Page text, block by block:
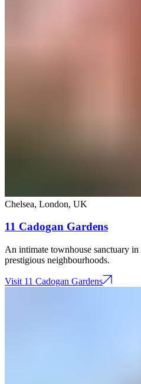
Chelsea, London​​​​‌ ‍ ​‍​‍‌‍ ‌ ​‍‌‍‍‌‌‍‌ ‌‍‍‌‌‍ ‍​‍​‍​ ‍‍​‍​‍‌ ​ ‌‍​‌‌‍ ‍‌‍‍‌‌ ‌​‌ ‍‌​‍ ‍‌‍‍‌‌‍ ​‍​‍​‍ ​​‍​‍‌‍‍​‌ ​‍‌‍‌‌‌‍‌‍​‍​‍​ ‍‍​‍​‍‌‍‍​‌ ‌​‌ ‌​‌ ​​‌ ​ ​ ‍‍​‍ ​‍ ‌‍ ​​‍ ‌‌‍​‌‌‍ ‍‌‍‌​​‍ ‌‌ ​‍​‍ ‌‌‍‍​‌‍ ‌ ‌​‌‍‌‌‌‍ ​‌ ​ ​‍ ‌‌ ​ ‌ ‌​‌ ‌‌‌‍‌​‌‍‍‌‌‍ ​‍ ‍‌ ‌‍‌‍‌‌‌ ​‍‌‍​ ‌‍‌‌‌‍ ​​‍ ‍‌‍​‌‌ ​​‌ ​​​‍ ‌‍‍‌‌‍ ‍‌ ‌​‌‍‌‌‌‍ ‍‌ ‌​​‍ ‌‍‌‌‌‍‌​‌‍‍‌‌ ‌​​‍ ‌‍ ‌‌‍ ‌‍‌​‌‍‌‌​ ‌‌ ​​‌ ​‍‌‍‌‌‌ ​ ‌‍‌‌‌‍ ‍‌ ‌​‌‍​‌‌ ‌​‌‍‍‌‌‍ ‌‍ ‍​ ‍ ‌‍‍‌‌‍‌​​ ‌‌‍‌‍​ ​‌​ ‌‍‌‍​‍​ ‍‌‌‍‌​​ ​​​ ‌ ​‍ ‌​ ‍​​ ‌‌​ ‍​​ ​‌​‍ ‌​ ‌​​ ‌​​ ‌ ​ ​‍​‍ ‌‌‍​‌​ ‍​​ ​‌​ ‌‍​‍ ‌‌‍‌‌​ ‌‍​ ‌‍​ ​‍​ ‌‍​ ‌‌‌‍​ ​ ​‌​ ‌‍​ ​‍‌‍‌​‌‍​‌​ ‍ ‌ ‌​‌ ‍‌‌ ​​‌‍‌‌​ ‌‌‍‍​‌‍ ‌ ‌​‌‍‌‌‌‍ ​​ ‍ ‌ ​​‌‍​‌‌ ‌​‌‍‍​​ ‌‌‍ ​‌‍ ‌‍​ ‌‍​‌‌ ‌​‌‍‍‌‌‍ ‌‍ ‍​ ‌‍​‍‌‍​‌‌ ​ ‌‍‌‌‌‌‌‌‌ ​‍‌‍ ​​ ‌‌‍‍​‌ ‌​‌ ‌​‌ ​​‌ ​ ​‍‌‌​ ​ ‌​​‌​‍‌‌​ ​‍‌​‌‍​‍‌‌​ ​‍‌​‌‍‌‍ ​​‍ ‌‌‍​‌‌‍ ‍‌‍‌​​‍ ‌‌ ​‍​‍ ‌‌‍‍​‌‍ ‌ ‌​‌‍‌‌‌‍ ​‌ ​ ​‍ ‌‌ ​ ‌ ‌​‌ ‌‌‌‍‌​‌‍‍‌‌‍ ​‍ ‍‌ ‌‍‌‍‌‌‌ ​‍‌‍​ ‌‍‌‌‌‍ ​​‍ ‍‌‍​‌‌ ​​‌ ​​​‍‌‍‌‍‍‌‌‍‌​​ ‌‌‍‌‍​ ​‌​ ‌‍‌‍​‍​ ‍‌‌‍‌​​ ​​​ ‌ ​‍ ‌​ ‍​​ ‌‌​ ‍​​ ​‌​‍ ‌​ ‌​​ ‌​​ ‌ ​ ​‍​‍ ‌‌‍​‌​ ‍​​ ​‌​ ‌‍​‍ ‌‌‍‌‌​ ‌‍​ ‌‍​ ​‍​ ‌‍​ ‌‌‌‍​ ​ ​‌​ ‌‍​ ​‍‌‍‌​‌‍​‌​‍‌‍‌ ‌​‌ ‍‌‌ ​​‌‍‌‌​ ‌‌‍‍​‌‍ ‌ ‌​‌‍‌‌‌‍ ​​‍‌‍‌ ​​‌‍​‌‌ ‌​‌‍‍​​ ‌‌‍ ​‌‍ ‌‍​ ‌‍​‌‌ ‌​‌‍‍‌‌‍ ‌‍ ‍​‍‌‍‌ ​​‌‍‌‌‌ ​‍‌ ​ ‌ ​​‌‍‌‌‌‍​ ‌ ‌​‌‍‍‌‌ ‌‍‌‍‌‌​ ‌‌ ​​‌ ‌‌‌‍​‍‌‍ ​‌‍‍‌‌ ​ ‌‍‍​‌‍‌‌‌‍‌​​‍​‍‌ ‌, UK​​​​‌ ‍ ​‍​‍‌‍ ‌ ​‍‌‍‍‌‌‍‌ ‌‍‍‌‌‍ ‍​‍​‍​ ‍‍​‍​‍‌ ​ ‌‍​‌‌‍ ‍‌‍‍‌‌ ‌​‌ ‍‌​‍ ‍‌‍‍‌‌‍ ​‍​‍​‍ ​​‍​‍‌‍‍​‌ ​‍‌‍‌‌‌‍‌‍​‍​‍​ ‍‍​‍​‍‌‍‍​‌ ‌​‌ ‌​‌ ​​‌ ​ ​ ‍‍​‍ ​‍ ‌‍ ​​‍ ‌‌‍​‌‌‍ ‍‌‍‌​​‍ ‌‌ ​‍​‍ ‌‌‍‍​‌‍ ‌ ‌​‌‍‌‌‌‍ ​‌ ​ ​‍ ‌‌ ​ ‌ ‌​‌ ‌‌‌‍‌​‌‍‍‌‌‍ ​‍ ‍‌ ‌‍‌‍‌‌‌ ​‍‌‍​ ‌‍‌‌‌‍ ​​‍ ‍‌‍​‌‌ ​​‌ ​​​‍ ‌‍‍‌‌‍ ‍‌ ‌​‌‍‌‌‌‍ ‍‌ ‌​​‍ ‌‍‌‌‌‍‌​‌‍‍‌‌ ‌​​‍ ‌‍ ‌‌‍ ‌‍‌​‌‍‌‌​ ‌‌ ​​‌ ​‍‌‍‌‌‌ ​ ‌‍‌‌‌‍ ‍‌ ‌​‌‍​‌‌ ‌​‌‍‍‌‌‍ ‌‍ ‍​ ‍ ‌‍‍‌‌‍‌​​ ‌​ ​‌​ ‌ ​ ​‌​ ​​​ ​‌‌‍‌‍‌‍​ ​ ​​​‍ ‌​ ‍​‌‍‌‌‌‍‌​‌‍‌​​‍ ‌​ ‌​‌‍‌‌​ ​‍​ ‌​​‍ ‌​ ‍‌​ ‌​​ ‌​‌‍​ ​‍ ‌​ ​​‌‍‌‍‌‍​ ‌‍‌‍‌‍​‍​ ‌‌​ ‍​‌‍​‌​ ​​‌‍​‌​ ‌‍​ ​​​ ‍ ‌ ‌​‌ ‍‌‌ ​​‌‍‌‌​ ‌‌‍​ ‌‍ ‌ ‌‌‌‍ ‍‌ ‌​‌ ​‍‌ ‍‌​ ‍ ‌ ​​‌‍​‌‌ ‌​‌‍‍​​ ‌‌ ‌​‌‍‍‌‌ ‌​‌‍ ​‌‍‌‌​ ‌‍​‍‌‍​‌‌ ​ ‌‍‌‌‌‌‌‌‌ ​‍‌‍ ​​ ‌‌‍‍​‌ ‌​‌ ‌​‌ ​​‌ ​ ​‍‌‌​ ​ ‌​​‌​‍‌‌​ ​‍‌​‌‍​‍‌‌​ ​‍‌​‌‍‌‍ ​​‍ ‌‌‍​‌‌‍ ‍‌‍‌​​‍ ‌‌ ​‍​‍ ‌‌‍‍​‌‍ ‌ ‌​‌‍‌‌‌‍ ​‌ ​ ​‍ ‌‌ ​ ‌ ‌​‌ ‌‌‌‍‌​‌‍‍‌‌‍ ​‍ ‍‌ ‌‍‌‍‌‌‌ ​‍‌‍​ ‌‍‌‌‌‍ ​​‍ ‍‌‍​‌‌ ​​‌ ​​​‍‌‍‌‍‍‌‌‍‌​​ ‌​ ​‌​ ‌ ​ ​‌​ ​​​ ​‌‌‍‌‍‌‍​ ​ ​​​‍ ‌​ ‍​‌‍‌‌‌‍‌​‌‍‌​​‍ ‌​ ‌​‌‍‌‌​ ​‍​ ‌​​‍ ‌​ ‍‌​ ‌​​ ‌​‌‍​ ​‍ ‌​ ​​‌‍‌‍‌‍​ ‌‍‌‍‌‍​‍​ ‌‌​ ‍​‌‍​‌​ ​​‌‍​‌​ ‌‍​ ​​​‍‌‍‌ ‌​‌ ‍‌‌ ​​‌‍‌‌​ ‌‌‍​ ‌‍ ‌ ‌‌‌‍ ‍‌ ‌​‌ ​‍‌ ‍‌​‍‌‍‌ ​​‌‍​‌‌ ‌​‌‍‍​​ ‌‌ ‌​‌‍‍‌‌ ‌​‌‍ ​‌‍‌‌​‍‌‍‌ ​​‌‍‌‌‌ ​‍‌ ​ ‌ ​​‌‍‌‌‌‍​ ‌ ‌​‌‍‍‌‌ ‌‍‌‍‌‌​ ‌‌ ​​‌ ‌‌‌‍​‍‌‍ ​‌‍‍‌‌ ​ ‌‍‍​‌‍‌‌‌‍‌​​‍​‍‌ ‌
11 Cadogan Gardens​​​​‌ ‍ ​‍​‍‌‍ ‌ ​‍‌‍‍‌‌‍‌ ‌‍‍‌‌‍ ‍​‍​‍​ ‍‍​‍​‍‌ ​ ‌‍​‌‌‍ ‍‌‍‍‌‌ ‌​‌ ‍‌​‍ ‍‌‍‍‌‌‍ ​‍​‍​‍ ​​‍​‍‌‍‍​‌ ​‍‌‍‌‌‌‍‌‍​‍​‍​ ‍‍​‍​‍‌‍‍​‌ ‌​‌ ‌​‌ ​​‌ ​ ​ ‍‍​‍ ​‍ ‌‍ ​​‍ ‌‌‍​‌‌‍ ‍‌‍‌​​‍ ‌‌ ​‍​‍ ‌‌‍‍​‌‍ ‌ ‌​‌‍‌‌‌‍ ​‌ ​ ​‍ ‌‌ ​ ‌ ‌​‌ ‌‌‌‍‌​‌‍‍‌‌‍ ​‍ ‍‌ ‌‍‌‍‌‌‌ ​‍‌‍​ ‌‍‌‌‌‍ ​​‍ ‍‌‍​‌‌ ​​‌ ​​​‍ ‌‍‍‌‌‍ ‍‌ ‌​‌‍‌‌‌‍ ‍‌ ‌​​‍ ‌‍‌‌‌‍‌​‌‍‍‌‌ ‌​​‍ ‌‍ ‌‌‍ ‌‍‌​‌‍‌‌​ ‌‌ ​​‌ ​‍‌‍‌‌‌ ​ ‌‍‌‌‌‍ ‍‌ ‌​‌‍​‌‌ ‌​‌‍‍‌‌‍ ‌‍ ‍​ ‍ ‌‍‍‌‌‍‌​​ ‌‌‍‌‍​ ​‌​ ‌‍‌‍​‍​ ‍‌‌‍‌​​ ​​​ ‌ ​‍ ‌​ ‍​​ ‌‌​ ‍​​ ​‌​‍ ‌​ ‌​​ ‌​​ ‌ ​ ​‍​‍ ‌‌‍​‌​ ‍​​ ​‌​ ‌‍​‍ ‌‌‍‌‌​ ‌‍​ ‌‍​ ​‍​ ‌‍​ ‌‌‌‍​ ​ ​‌​ ‌‍​ ​‍‌‍‌​‌‍​‌​ ‍ ‌ ‌​‌ ‍‌‌ ​​‌‍‌‌​ ‌‌‍‍​‌‍ ‌ ‌​‌‍‌‌‌‍ ​​ ‍ ‌ ​​‌‍​‌‌ ‌​‌‍‍​​ ‌‌ ‌​‌‍‍‌‌ ‌​‌‍ ​‌‍‌‌​ ‌‍​‍‌‍​‌‌ ​ ‌‍‌‌‌‌‌‌‌ ​‍‌‍ ​​ ‌‌‍‍​‌ ‌​‌ ‌​‌ ​​‌ ​ ​‍‌‌​ ​ ‌​​‌​‍‌‌​ ​‍‌​‌‍​‍‌‌​ ​‍‌​‌‍‌‍ ​​‍ ‌‌‍​‌‌‍ ‍‌‍‌​​‍ ‌‌ ​‍​‍ ‌‌‍‍​‌‍ ‌ ‌​‌‍‌‌‌‍ ​‌ ​ ​‍ ‌‌ ​ ‌ ‌​‌ ‌‌‌‍‌​‌‍‍‌‌‍ ​‍ ‍‌ ‌‍‌‍‌‌‌ ​‍‌‍​ ‌‍‌‌‌‍ ​​‍ ‍‌‍​‌‌ ​​‌ ​​​‍‌‍‌‍‍‌‌‍‌​​ ‌‌‍‌‍​ ​‌​ ‌‍‌‍​‍​ ‍‌‌‍‌​​ ​​​ ‌ ​‍ ‌​ ‍​​ ‌‌​ ‍​​ ​‌​‍ ‌​ ‌​​ ‌​​ ‌ ​ ​‍​‍ ‌‌‍​‌​ ‍​​ ​‌​ ‌‍​‍ ‌‌‍‌‌​ ‌‍​ ‌‍​ ​‍​ ‌‍​ ‌‌‌‍​ ​ ​‌​ ‌‍​ ​‍‌‍‌​‌‍​‌​‍‌‍‌ ‌​‌ ‍‌‌ ​​‌‍‌‌​ ‌‌‍‍​‌‍ ‌ ‌​‌‍‌‌‌‍ ​​‍‌‍‌ ​​‌‍​‌‌ ‌​‌‍‍​​ ‌‌ ‌​‌‍‍‌‌ ‌​‌‍ ​‌‍‌‌​‍‌‍‌ ​​‌‍‌‌‌ ​‍‌ ​ ‌ ​​‌‍‌‌‌‍​ ‌ ‌​‌‍‍‌‌ ‌‍‌‍‌‌​ ‌‌ ​​‌ ‌‌‌‍​‍‌‍ ​‌‍‍‌‌ ​ ‌‍‍​‌‍‌‌‌‍‌​​‍​‍‌ ‌
An intimate townhouse sanctuary
prestigious neighbourhoods.​​​​‌ ‍ ​‍​‍‌‍ ‌ ​‍‌‍‍‌‌‍‌ ‌‍‍‌‌‍ ‍​‍​‍​ ‍‍​‍​‍‌ ​ ‌‍​‌‌‍ ‍‌‍‍‌‌ ‌​‌ ‍‌​‍ ‍‌‍‍‌‌‍ ​‍​‍​‍ ​​‍​‍‌‍‍​‌ ​‍‌‍‌‌‌‍‌‍​‍​‍​ ‍‍​‍​‍‌‍‍​‌ ‌​‌ ‌​‌ ​​‌ ​ ​ ‍‍​‍ ​‍ ‌‍ ​​‍ ‌‌‍​‌‌‍ ‍‌‍‌​​‍ ‌‌ ​‍​‍ ‌‌‍‍​‌‍ ‌ ‌​‌‍‌‌‌‍ ​‌ ​ ​‍ ‌‌ ​ ‌ ‌​‌ ‌‌‌‍‌​‌‍‍‌‌‍ ​‍ ‍‌ ‌‍‌‍‌‌‌ ​‍‌‍​ ‌‍‌‌‌‍ ​​‍ ‍‌‍​‌‌ ​​‌ ​​​‍ ‌‍‍‌‌‍ ‍‌ ‌​‌‍‌‌‌‍ ‍‌ ‌​​‍ ‌‍‌‌‌‍‌​‌‍‍‌‌ ‌​​‍ ‌‍ ‌‌‍ ‌‍‌​‌‍‌‌​ ‌‌ ​​‌ ​‍‌‍‌‌‌ ​ ‌‍‌‌‌‍ ‍‌ ‌​‌‍​‌‌ ‌​‌‍‍‌‌‍ ‌‍ ‍​ ‍ ‌‍‍‌‌‍‌​​ ‌‌‍‌‍​ ​‌​ ‌‍‌‍​‍​ ‍‌‌‍‌​​ ​​​ ‌ ​‍ ‌​ ‍​​ ‌‌​ ‍​​ ​‌​‍ ‌​ ‌​​ ‌​​ ‌ ​ ​‍​‍ ‌‌‍​‌​ ‍​​ ​‌​ ‌‍​‍ ‌‌‍‌‌​ ‌‍​ ‌‍​ ​‍​ ‌‍​ ‌‌‌‍​ ​ ​‌​ ‌‍​ ​‍‌‍‌​‌‍​‌​ ‍ ‌ ‌​‌ ‍‌‌ ​​‌‍‌‌​ ‌‌‍‍​‌‍ ‌ ‌​‌‍‌‌‌‍ ​​ ‍ ‌ ​​‌‍​‌‌ ‌​‌‍‍​​ ‌‌‍‌‌‌ ‍​‌‍​ ‌‍‌‌‌ ​‍‌ ​​‌ ‌​​ ‌‍​‍‌‍​‌‌ ​ ‌‍‌‌‌‌‌‌‌ ​‍‌‍ ​​ ‌‌‍‍​‌ ‌​‌ ‌​‌ ​​‌ ​ ​‍‌‌​ ​ ‌​​‌​‍‌‌​ ​‍‌​‌‍​‍‌‌​ ​‍‌​‌‍‌‍ ​​‍ ‌‌‍​‌‌‍ ‍‌‍‌​​‍ ‌‌ ​‍​‍ ‌‌‍‍​‌‍ ‌ ‌​‌‍‌‌‌‍ ​‌ ​ ​‍ ‌‌ ​ ‌ ‌​‌ ‌‌‌‍‌​‌‍‍‌‌‍ ​‍ ‍‌ ‌‍‌‍‌‌‌ ​‍‌‍​ ‌‍‌‌‌‍ ​​‍ ‍‌‍​‌‌ ​​‌ ​​​‍‌‍‌‍‍‌‌‍‌​​ ‌‌‍‌‍​ ​‌​ ‌‍‌‍​‍​ ‍‌‌‍‌​​ ​​​ ‌ ​‍ ‌​ ‍​​ ‌‌​ ‍​​ ​‌​‍ ‌​ ‌​​ ‌​​ ‌ ​ ​‍​‍ ‌‌‍​‌​ ‍​​ ​‌​ ‌‍​‍ ‌‌‍‌‌​ ‌‍​ ‌‍​ ​‍​ ‌‍​ ‌‌‌‍​ ​ ​‌​ ‌‍​ ​‍‌‍‌​‌‍​‌​‍‌‍‌ ‌​‌ ‍‌‌ ​​‌‍‌‌​ ‌‌‍‍​‌‍ ‌ ‌​‌‍‌‌‌‍ ​​‍‌‍‌ ​​‌‍​‌‌ ‌​‌‍‍​​ ‌‌‍‌‌‌ ‍​‌‍​ ‌‍‌‌‌ ​‍‌ ​​‌ ‌​​‍‌‍‌ ​​‌‍‌‌‌ ​‍‌ ​ ‌ ​​‌‍‌‌‌‍​ ‌ ‌​‌‍‍‌‌ ‌‍‌‍‌‌​ ‌‌ ​​‌ ‌‌‌‍​‍‌‍ ​‌‍‍‌‌ ​ ‌‍‍​‌‍‌‌‌‍‌​​‍​‍‌ ‌
Visit 11 Cadogan Gardens​​​​‌ ‍ ​‍​‍‌‍ ‌ ​‍‌‍‍‌‌‍‌ ‌‍‍‌‌‍ ‍​‍​‍​ ‍‍​‍​‍‌ ​ ‌‍​‌‌‍ ‍‌‍‍‌‌ ‌​‌ ‍‌​‍ ‍‌‍‍‌‌‍ ​‍​‍​‍ ​​‍​‍‌‍‍​‌ ​‍‌‍‌‌‌‍‌‍​‍​‍​ ‍‍​‍​‍‌‍‍​‌ ‌​‌ ‌​‌ ​​‌ ​ ​ ‍‍​‍ ​‍ ‌‍ ​​‍ ‌‌‍​‌‌‍ ‍‌‍‌​​‍ ‌‌ ​‍​‍ ‌‌‍‍​‌‍ ‌ ‌​‌‍‌‌‌‍ ​‌ ​ ​‍ ‌‌ ​ ‌ ‌​‌ ‌‌‌‍‌​‌‍‍‌‌‍ ​‍ ‍‌ ‌‍‌‍‌‌‌ ​‍‌‍​ ‌‍‌‌‌‍ ​​‍ ‍‌‍​‌‌ ​​‌ ​​​‍ ‌‍‍‌‌‍ ‍‌ ‌​‌‍‌‌‌‍ ‍‌ ‌​​‍ ‌‍‌‌‌‍‌​‌‍‍‌‌ ‌​​‍ ‌‍ ‌‌‍ ‌‍‌​‌‍‌‌​ ‌‌ ​​‌ ​‍‌‍‌‌‌ ​ ‌‍‌‌‌‍ ‍‌ ‌​‌‍​‌‌ ‌​‌‍‍‌‌‍ ‌‍ ‍​ ‍ ‌‍‍‌‌‍‌​​ ‌‌‍‌‍​ ​‌​ ‌‍‌‍​‍​ ‍‌‌‍‌​​ ​​​ ‌ ​‍ ‌​ ‍​​ ‌‌​ ‍​​ ​‌​‍ ‌​ ‌​​ ‌​​ ‌ ​ ​‍​‍ ‌‌‍​‌​ ‍​​ ​‌​ ‌‍​‍ ‌‌‍‌‌​ ‌‍​ ‌‍​ ​‍​ ‌‍​ ‌‌‌‍​ ​ ​‌​ ‌‍​ ​‍‌‍‌​‌‍​‌​ ‍ ‌ ‌​‌ ‍‌‌ ​​‌‍‌‌​ ‌‌‍‍​‌‍ ‌ ‌​‌‍‌‌‌‍ ​​ ‍ ‌ ​​‌‍​‌‌ ‌​‌‍‍​​ ‌‌ ‌ ‌‍‌‌‌‍​‍‌ ​ ‌‍‍‌‌ ‌​‌‍‌‌‌​​ ‌ ‌​‌‍​‌​‍ ‍‌‍ ​‌‍​‌‌‍​‍‌‍‌‌‌‍ ​​ ‌‍​‍‌‍​‌‌ ​ ‌‍‌‌‌‌‌‌‌ ​‍‌‍ ​​ ‌‌‍‍​‌ ‌​‌ ‌​‌ ​​‌ ​ ​‍‌‌​ ​ ‌​​‌​‍‌‌​ ​‍‌​‌‍​‍‌‌​ ​‍‌​‌‍‌‍ ​​‍ ‌‌‍​‌‌‍ ‍‌‍‌​​‍ ‌‌ ​‍​‍ ‌‌‍‍​‌‍ ‌ ‌​‌‍‌‌‌‍ ​‌ ​ ​‍ ‌‌ ​ ‌ ‌​‌ ‌‌‌‍‌​‌‍‍‌‌‍ ​‍ ‍‌ ‌‍‌‍‌‌‌ ​‍‌‍​ ‌‍‌‌‌‍ ​​‍ ‍‌‍​‌‌ ​​‌ ​​​‍‌‍‌‍‍‌‌‍‌​​ ‌‌‍‌‍​ ​‌​ ‌‍‌‍​‍​ ‍‌‌‍‌​​ ​​​ ‌ ​‍ ‌​ ‍​​ ‌‌​ ‍​​ ​‌​‍ ‌​ ‌​​ ‌​​ ‌ ​ ​‍​‍ ‌‌‍​‌​ ‍​​ ​‌​ ‌‍​‍ ‌‌‍‌‌​ ‌‍​ ‌‍​ ​‍​ ‌‍​ ‌‌‌‍​ ​ ​‌​ ‌‍​ ​‍‌‍‌​‌‍​‌​‍‌‍‌ ‌​‌ ‍‌‌ ​​‌‍‌‌​ ‌‌‍‍​‌‍ ‌ ‌​‌‍‌‌‌‍ ​​‍‌‍‌ ​​‌‍​‌‌ ‌​‌‍‍​​ ‌‌ ‌ ‌‍‌‌‌‍​‍‌ ​ ‌‍‍‌‌ ‌​‌‍‌‌‌​​ ‌ ‌​‌‍​‌​‍ ‍‌‍ ​‌‍​‌‌‍​‍‌‍‌‌‌‍ ​​‍‌‍‌ ​​‌‍‌‌‌ ​‍‌ ​ ‌ ​​‌‍‌‌‌‍​ ‌ ‌​‌‍‍‌‌ ‌‍‌‍‌‌​ ‌‌ ​​‌ ‌‌‌‍​‍‌‍ ​‌‍‍‌‌ ​ ‌‍‍​‌‍‌‌‌‍‌​​‍​‍‌ ‌